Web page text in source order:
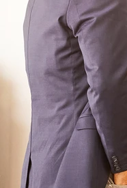
Krankheitsbilder & Therapien
Behandlungsfelder
Therapien
Symptome & Beschwerden
Selbsttests